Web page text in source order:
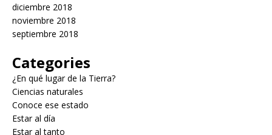
diciembre 2018
noviembre 2018
septiembre 2018
Categories
¿En qué lugar de la Tierra?
Ciencias naturales
Conoce ese estado
Estar al día
Estar al tanto